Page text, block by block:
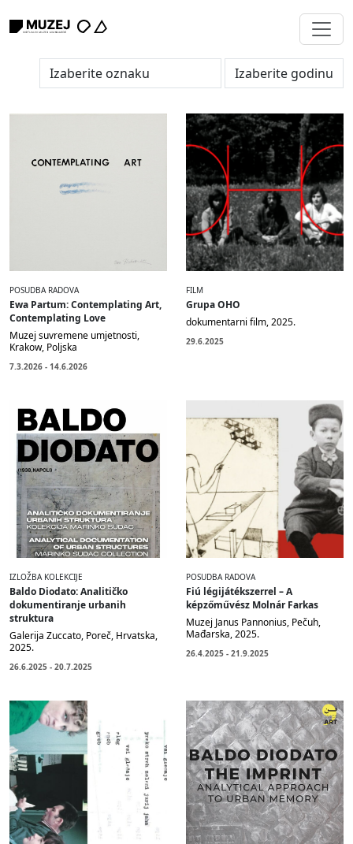
POSUDBA RADOVA
Ewa Partum: Contemplating Art,
Contemplating Love
Muzej suvremene umjetnosti,
Krakow, Poljska
7.3.2026 - 14.6.2026
FILM
Grupa OHO
dokumentarni film, 2025.
29.6.2025
IZLOŽBA KOLEKCIJE
Baldo Diodato: Analitičko
dokumentiranje urbanih
struktura
Galerija Zuccato, Poreč, Hrvatska,
2025.
26.6.2025 - 20.7.2025
POSUDBA RADOVA
Fiú légijátékszerrel – A
képzőművész Molnár Farkas
Muzej Janus Pannonius, Pečuh,
Mađarska, 2025.
26.4.2025 - 21.9.2025